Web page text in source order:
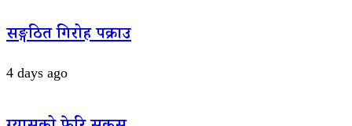
सङ्गठित गिरोह पक्राउ
4 days ago